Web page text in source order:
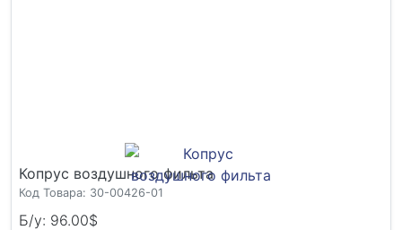
Копрус воздушного фильта
Код Товара: 30-00426-01
Б/у: 96.00$